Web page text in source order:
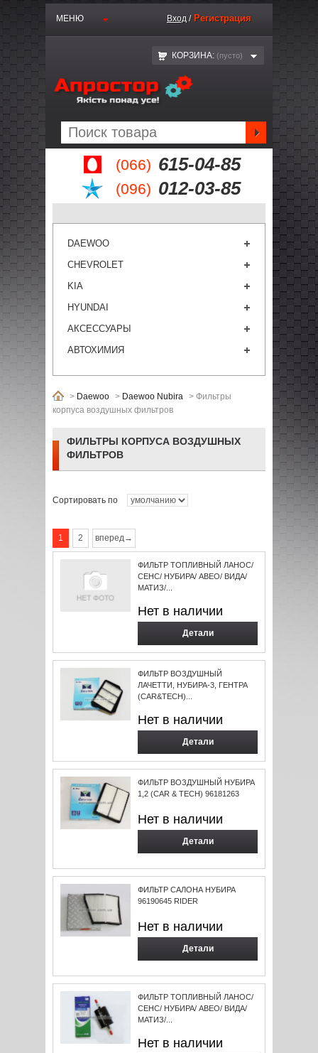
(066) 615-04-85
(096) 012-03-85
МЕНЮ Вход / Регистрация
КОРЗИНА: (пустo)
DAEWOO
CHEVROLET
KIA
HYUNDAI
АКСЕССУАРЫ
АВТОХИМИЯ
> Daewoo > Daewoo Nubira > Фильтры
корпуса воздушных фильтров
ФИЛЬТРЫ КОРПУСА ВОЗДУШНЫХ
ФИЛЬТРОВ
Сортировать по
1 2 вперед→
ФИЛЬТР ТОПЛИВНЫЙ ЛАНОС/
СЕНС/ НУБИРА/ АВЕО/ ВИДА/
МАТИЗ/...
Нет в наличии
Детали
ФИЛЬТР ВОЗДУШНЫЙ
ЛАЧЕТТИ, НУБИРА-3, ГЕНТРА
(CAR&TECH)...
Нет в наличии
Детали
ФИЛЬТР ВОЗДУШНЫЙ НУБИРА
1,2 (CAR & TECH) 96181263
Нет в наличии
Детали
ФИЛЬТР САЛОНА НУБИРА
96190645 RIDER
Нет в наличии
Детали
ФИЛЬТР ТОПЛИВНЫЙ ЛАНОС/
СЕНС/ НУБИРА/ АВЕО/ ВИДА/
МАТИЗ/...
Нет в наличии